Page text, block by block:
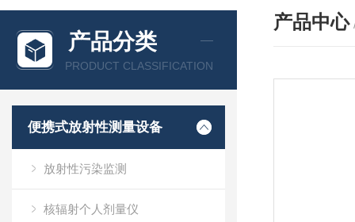
产品分类
PRODUCT CLASSIFICATION
便携式放射性测量设备
放射性污染监测
核辐射个人剂量仪
产品中心